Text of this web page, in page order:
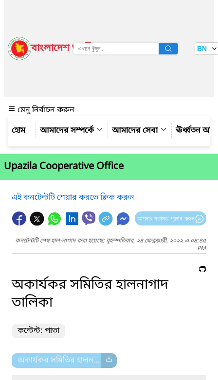
বাংলাদেশ জাতীয় তথ্য বাতায়ন BN
মেনু নির্বাচন করুন
আমাদের সম্পর্কে
আমাদের সেবা ঊর্ধ্বতন
Upazila Cooperative Office
এই কনটেন্টটি শেয়ার করতে ক্লিক করুন
আপনার মতামত প্রদান করুন
কনটেন্টটি শেষ হাল-নাগাদ করা হয়েছে: বৃহস্পতিবার, ২৪ ফেব্রুয়ারী, ২০২২ এ ০৪:৪৫
PM
অকার্যকর সমিতির হালনাগাদ
তালিকা
কন্টেন্ট: পাতা
অকার্যকর সমিতির হালন...